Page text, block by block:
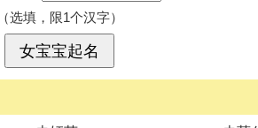
（选填，限1个汉字）